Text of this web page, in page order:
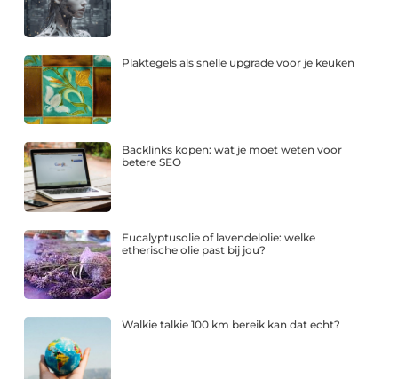
Plaktegels als snelle upgrade voor je keuken
Backlinks kopen: wat je moet weten voor
betere SEO
Eucalyptusolie of lavendelolie: welke
etherische olie past bij jou?
Walkie talkie 100 km bereik kan dat echt?